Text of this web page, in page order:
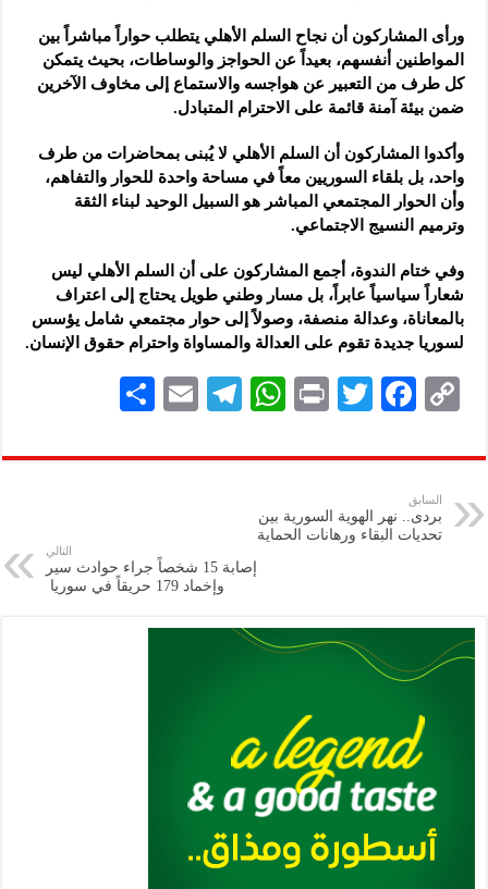
ورأى المشاركون أن نجاح السلم الأهلي يتطلب حواراً مباشراً بين
المواطنين أنفسهم، بعيداً عن الحواجز والوساطات، بحيث يتمكن
كل طرف من التعبير عن هواجسه والاستماع إلى مخاوف الآخرين
ضمن بيئة آمنة قائمة على الاحترام المتبادل.
وأكدوا المشاركون أن السلم الأهلي لا يُبنى بمحاضرات من طرف
واحد، بل بلقاء السوريين معاً في مساحة واحدة للحوار والتفاهم،
وأن الحوار المجتمعي المباشر هو السبيل الوحيد لبناء الثقة
وترميم النسيج الاجتماعي.
وفي ختام الندوة، أجمع المشاركون على أن السلم الأهلي ليس
شعاراً سياسياً عابراً، بل مسار وطني طويل يحتاج إلى اعتراف
بالمعاناة، وعدالة منصفة، وصولاً إلى حوار مجتمعي شامل يؤسس
لسوريا جديدة تقوم على العدالة والمساواة واحترام حقوق الإنسان.
C
p
y
Li
F
eb
k
T
tt
P
nt
W
at
p
Te
gr
E
ai
ar
السابق
بردى.. نهر الهوية السورية بين
تحديات البقاء ورهانات الحماية
التالي
إصابة 15 شخصاً جراء حوادث سير
وإخماد 179 حريقاً ‏في سوريا ‏